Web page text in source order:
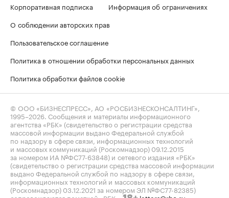
Корпоративная подписка
Информация об ограничениях
О соблюдении авторских прав
Пользовательское соглашение
Политика в отношении обработки персональных данных
Политика обработки файлов cookie
© ООО «БИЗНЕСПРЕСС», АО «РОСБИЗНЕСКОНСАЛТИНГ»,
1995–2026 . Сообщения и материалы информационного
агентства «РБК» (свидетельство о регистрации средства
массовой информации выдано Федеральной службой
по надзору в сфере связи, информационных технологий
и массовых коммуникаций (Роскомнадзор) 09.12.2015
за номером ИА №ФС77-63848) и сетевого издания «РБК»
(свидетельство о регистрации средства массовой информации
выдано Федеральной службой по надзору в сфере связи,
информационных технологий и массовых коммуникаций
(Роскомнадзор) 03.12.2021 за номером ЭЛ №ФС77-82385)